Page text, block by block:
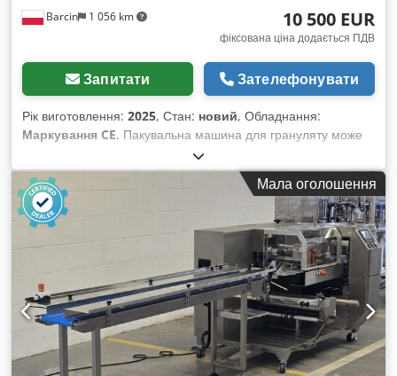
Barcin 1 056 km 10 500 EUR
фіксована ціна додається ПДВ
Запитати Зателефонувати
Рік виготовлення: 2025, Стан: новий, Обладнання:
Маркування CE, Пакувальна машина для грануляту може
фасувати такі продукти, як квасоля, рис, цукор, мигдаль та
інші зернисті матеріали. Комплект включає: 1. Подавач із
бункером, синхронізований з пакувальною машиною 2.
Двокамерна пакувальна машина Діапазон фасування: від 5
до 5000 г Швидкість фасування: 400–600 пакетів/годину
(розрахунок для 1 кг) Dcedpfx Aexyiz Ijfwsk Матеріал:
нержавіюча сталь 304SS, дозволена для контакту з
харчовими продуктами Потужність: 1,5 кВт Напруга: 220 В,
50 Гц, однофазна
Мала оголошення